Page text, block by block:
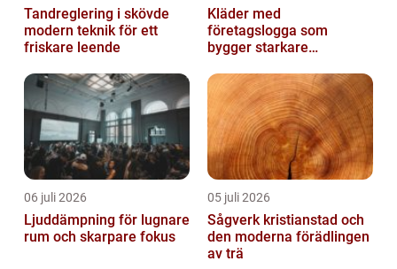
Tandreglering i skövde
modern teknik för ett
friskare leende
Kläder med
företagslogga som
bygger starkare
06 juli 2026
Ljuddämpning för lugnare
rum och skarpare fokus
05 juli 2026
Sågverk kristianstad och
den moderna förädlingen
av trä